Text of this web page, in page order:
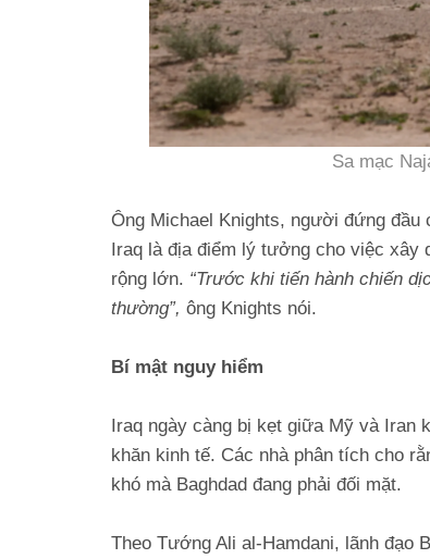
Sa mạc
Ông Michael Knights, người đứng đầu
Iraq là địa điểm lý tưởng cho việc
rộng lớn. “Trước khi tiến hành chiến
thường”, ông Knights nói.
Bí mật nguy hiểm
Iraq ngày càng bị kẹt giữa Mỹ và Iran
khăn kinh tế. Các nhà phân tích cho
khó mà Baghdad đang phải đối mặt.
Theo Tướng Ali al-Hamdani, lãnh đạo